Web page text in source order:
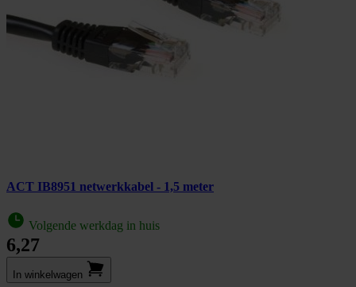
ACT IB8951 netwerkkabel - 1,5 meter
Volgende werkdag in huis
6,27
In winkel­wagen